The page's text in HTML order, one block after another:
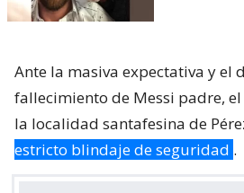
Ante la masiva expectativa y el
fallecimiento de Messi padre,
la localidad santafesina de
estricto blindaje de seguridad .